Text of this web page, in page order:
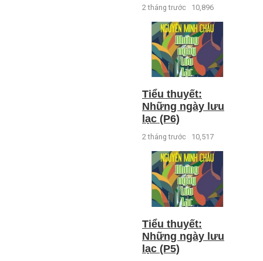
2 tháng trước 10,896
Tiểu thuyết:
Những ngày lưu
lạc (P6)
2 tháng trước 10,517
Tiểu thuyết:
Những ngày lưu
lạc (P5)